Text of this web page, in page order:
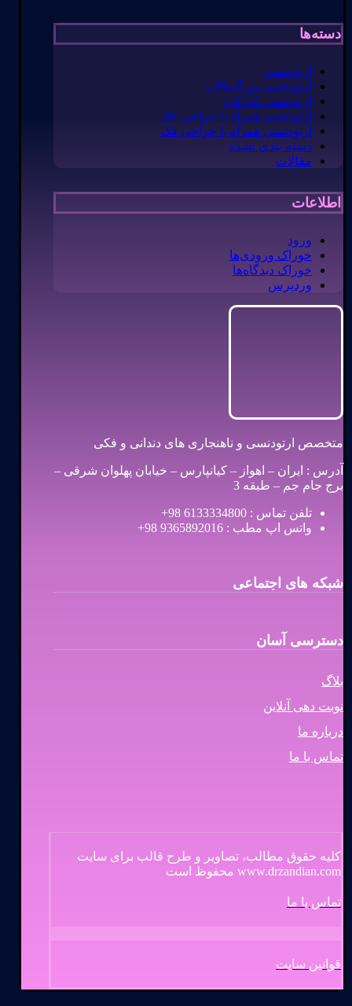
دسته‌ها
ارتودنسی
ارتودنسی بزرگسالان
ارتودنسی کودکان
ارتودنسی همراه با جراحی فک
ارتودنسی همراه با جراحی فک
دسته بندی نشده
مقالات
اطلاعات
ورود
خوراک ورودی‌ها
خوراک دیدگاه‌ها
وردپرس
متخصص ارتودنسی و ناهنجاری های دندانی و فکی
آدرس : ایران – اهواز – کیانپارس – خیابان پهلوان شرقی –
برج جام جم – طبقه 3
تلفن تماس : 6133334800 98+
واتس اپ مطب : 9365892016 98+
شبکه های اجتماعی
دسترسی آسان
بلاگ
نوبت دهی آنلاین
درباره ما
تماس با ما
کلیه حقوق مطالب، تصاویر و طرح قالب برای سایت
www.drzandian.com محفوظ است
تماس با ما
قوانین سایت